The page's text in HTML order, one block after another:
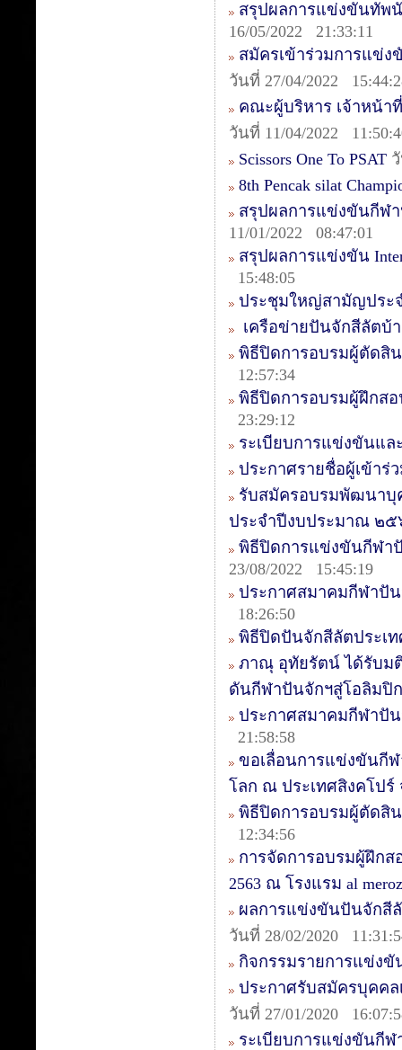
สรุปผลการแข่งขันทัพ
16/05/2022 21:33:11
สมัครเข้าร่วมการแข่ง
วันที่ 27/04/2022
คณะผู้บริหาร เจ้าหน้า
วันที่ 11/04/2022
Scissors One To PSAT
8th Pencak silat
สรุปผลการแข่งขันกีฬ
11/01/2022 08:47:01
สรุปผลการแข่งขัน
15:48:05
ประชุมใหญ่สามัญประจ
เครือข่ายปันจักสีลัตบ้
พิธีปิดการอบรมผู้ตัดสิ
12:57:34
พิธีปิดการอบรมผู้ฝึกส
23:29:12
ระเบียบการแข่งขันแ
ประกาศรายชื่อผู้เข้า
รับสมัครอบรมพัฒนาบุ
ประจำปีงบประมาณ ๒
พิธีปิดการแข่งขันกีฬา
23/08/2022 15:45:19
ประกาศสมาคมกีฬาปั
18:26:50
พิธีปิดปันจักสีลัตประเ
ภาณุ อุทัยรัตน์ ได้รับม
ดันกีฬาปันจักฯสู่โอลิมปิก
ประกาศสมาคมกีฬาปัน
21:58:58
ขอเลื่อนการแข่งขันกี
โลก ณ ประเทศสิงคโปร์
พิธีปิดการอบรมผู้ตัดสิ
12:34:56
การจัดการอบรมผู้ฝึกส
2563 ณ โรงแรม al
ผลการแข่งขันปันจักสีลั
วันที่ 28/02/2020
กิจกรรมรายการแข่ง
ประกาศรับสมัครบุคคล
วันที่ 27/01/2020
ระเบียบการแข่งขันกี